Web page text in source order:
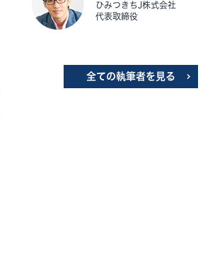
ひみつきちJ株式会社
代表取締役
全ての執筆者を見る